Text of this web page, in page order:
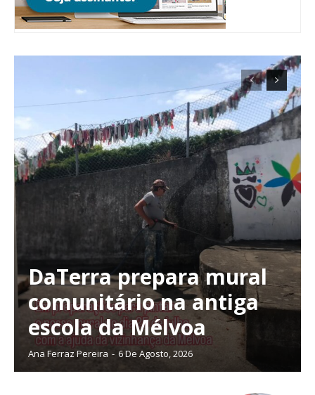
ASSINATURA
16€
12 meses
Acesso ao conteúdo online
Acesso aos conteúdos Exclusivos para
assinantes
Ofertas para assinatura anual
Escolha o plano
DaTerra prepara mural
comunitário na antiga
escola da Mélvoa
Ana Ferraz Pereira - 6 De Agosto, 2026